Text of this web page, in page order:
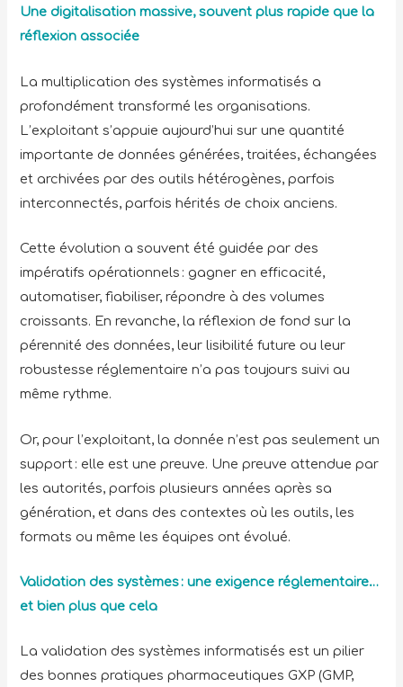
Une digitalisation massive, souvent plus rapide que la
réflexion associée
La multiplication des systèmes informatisés a
profondément transformé les organisations.
L’exploitant s’appuie aujourd’hui sur une quantité
importante de données générées, traitées, échangées
et archivées par des outils hétérogènes, parfois
interconnectés, parfois hérités de choix anciens.
Cette évolution a souvent été guidée par des
impératifs opérationnels : gagner en efficacité,
automatiser, fiabiliser, répondre à des volumes
croissants. En revanche, la réflexion de fond sur la
pérennité des données, leur lisibilité future ou leur
robustesse réglementaire n’a pas toujours suivi au
même rythme.
Or, pour l’exploitant, la donnée n’est pas seulement un
support : elle est une preuve. Une preuve attendue par
les autorités, parfois plusieurs années après sa
génération, et dans des contextes où les outils, les
formats ou même les équipes ont évolué.
Validation des systèmes : une exigence réglementaire…
et bien plus que cela
La validation des systèmes informatisés est un pilier
des bonnes pratiques pharmaceutiques GXP (GMP,